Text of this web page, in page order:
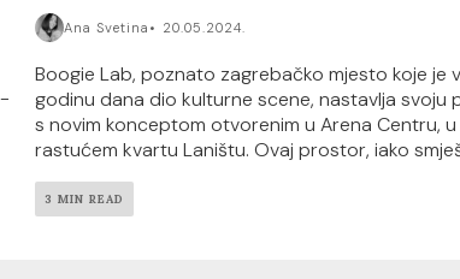
Ana Svetina 20.05.2024.
Boogie Lab, poznato zagrebačko mjesto koje je
godinu dana dio kulturne scene, nastavlja svoju
s novim konceptom otvorenim u Arena Centru,
rastućem kvartu Laništu. Ovaj prostor, iako
3 MIN READ